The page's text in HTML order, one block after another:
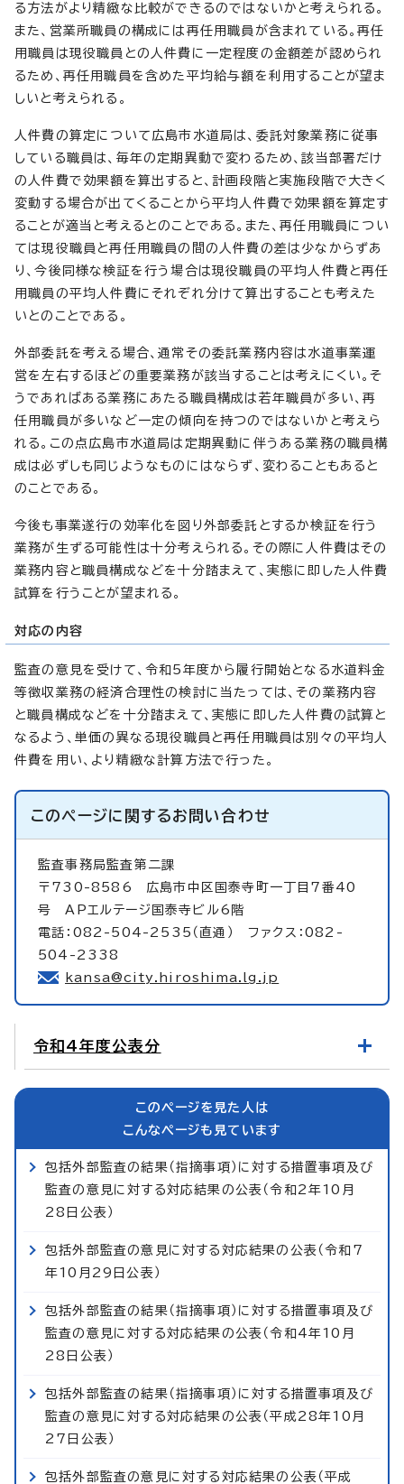
る方法がより精緻な比較ができるのではないかと考えられる。
また、営業所職員の構成には再任用職員が含まれている。再任
用職員は現役職員との人件費に一定程度の金額差が認められ
るため、再任用職員を含めた平均給与額を利用することが望ま
しいと考えられる。
人件費の算定について広島市水道局は、委託対象業務に従事
している職員は、毎年の定期異動で変わるため、該当部署だけ
の人件費で効果額を算出すると、計画段階と実施段階で大きく
変動する場合が出てくることから平均人件費で効果額を算定す
ることが適当と考えるとのことである。また、再任用職員につい
ては現役職員と再任用職員の間の人件費の差は少なからずあ
り、今後同様な検証を行う場合は現役職員の平均人件費と再任
用職員の平均人件費にそれぞれ分けて算出することも考えた
いとのことである。
外部委託を考える場合、通常その委託業務内容は水道事業運
営を左右するほどの重要業務が該当することは考えにくい。そ
うであればある業務にあたる職員構成は若年職員が多い、再
任用職員が多いなど一定の傾向を持つのではないかと考えら
れる。この点広島市水道局は定期異動に伴うある業務の職員構
成は必ずしも同じようなものにはならず、変わることもあると
のことである。
今後も事業遂行の効率化を図り外部委託とするか検証を行う
業務が生ずる可能性は十分考えられる。その際に人件費はその
業務内容と職員構成などを十分踏まえて、実態に即した人件費
試算を行うことが望まれる。
対応の内容
監査の意見を受けて、令和5年度から履行開始となる水道料金
等徴収業務の経済合理性の検討に当たっては、その業務内容
と職員構成などを十分踏まえて、実態に即した人件費の試算と
なるよう、単価の異なる現役職員と再任用職員は別々の平均人
件費を用い、より精緻な計算方法で行った。
このページに関するお問い合わせ
監査事務局監査第二課
〒730-8586 広島市中区国泰寺町一丁目7番40
号 APエルテージ国泰寺ビル6階
電話：082-504-2535（直通） ファクス：082-
504-2338
kansa@city.hiroshima.lg.jp
令和4年度公表分
このページを見た人は
こんなページも見ています
包括外部監査の結果（指摘事項）に対する措置事項及び
監査の意見に対する対応結果の公表（令和2年10月
28日公表）
包括外部監査の意見に対する対応結果の公表（令和7
年10月29日公表）
包括外部監査の結果（指摘事項）に対する措置事項及び
監査の意見に対する対応結果の公表（令和4年10月
28日公表）
包括外部監査の結果（指摘事項）に対する措置事項及び
監査の意見に対する対応結果の公表（平成28年10月
27日公表）
包括外部監査の意見に対する対応結果の公表（平成